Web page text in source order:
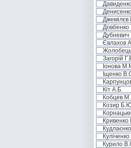
Джемілєв
Дубневич
Євлахов
Загорій
Іонова
Іщенко
Кіт А.Б.
Кобцев
Козир
Куліченко
Курило